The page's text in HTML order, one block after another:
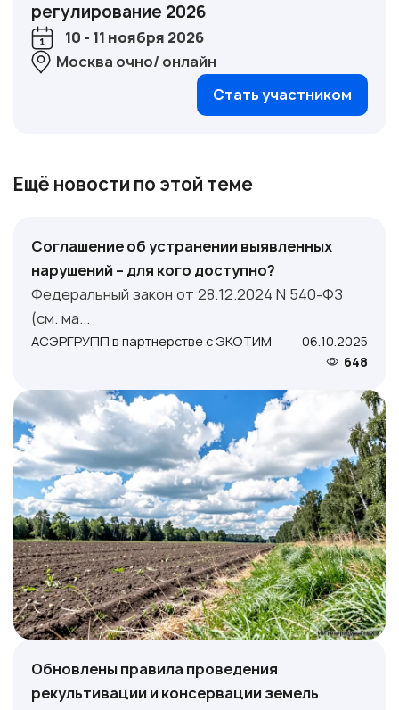
регулирование 2026
10 - 11 ноября 2026
Москва очно/ онлайн
Стать участником
Ещё новости по этой теме
Соглашение об устранении выявленных
нарушений – для кого доступно?
Федеральный закон от 28.12.2024 N 540-ФЗ
(см. ма...
АСЭРГРУПП в партнерстве с ЭКОТИМ
06.10.2025
648
Обновлены правила проведения
рекультивации и консервации земель